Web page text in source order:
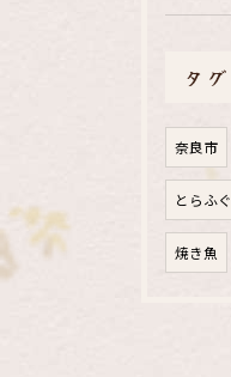
タグ
奈良市
とらふぐ
焼き魚